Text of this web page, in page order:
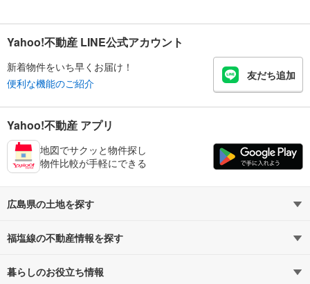
Yahoo!不動産 LINE公式アカウント
新着物件をいち早くお届け！
便利な機能のご紹介
友だち追加
Yahoo!不動産 アプリ
地図でサクッと物件探し
物件比較が手軽にできる
広島県の土地を探す
路線・駅から探す
通勤・通学時間から探す
福塩線の不動産情報を探す
不動産・住宅
暮らしのお役立ち情報